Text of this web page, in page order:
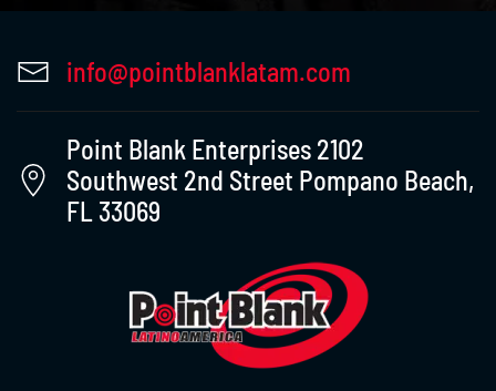
info@pointblanklatam.com
Point Blank Enterprises 2102
Southwest 2nd Street Pompano Beach,
FL 33069